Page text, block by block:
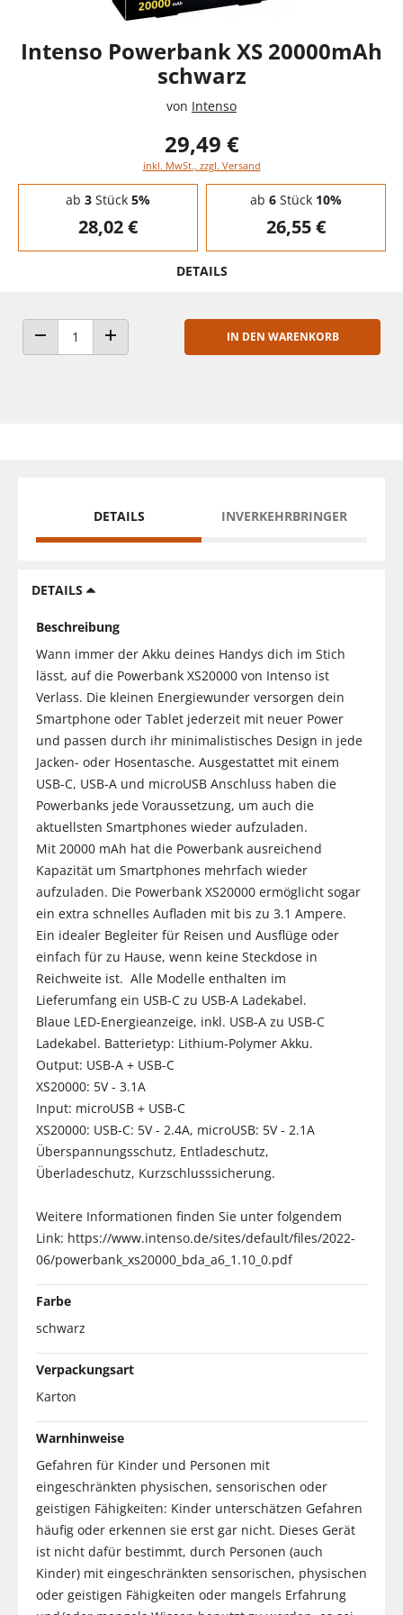
Intenso Powerbank XS 20000mAh
schwarz
von Intenso
29,49 €
inkl. MwSt., zzgl. Versand
Staffelpreise - Mengenrabatt
ab 3Stück 5%
28,02 €
ab 6Stück 10%
26,55 €
DETAILS
ANZAHL VERRINGERNANZAHL ERHÖHEN
IN DEN WARENKORB
DETAILS INVERKEHRBRINGER
DETAILS
Beschreibung
Wann immer der Akku deines Handys dich im Stich
lässt, auf die Powerbank XS20000 von Intenso ist
Verlass. Die kleinen Energiewunder versorgen dein
Smartphone oder Tablet jederzeit mit neuer Power
und passen durch ihr minimalistisches Design in jede
Jacken- oder Hosentasche. Ausgestattet mit einem
USB-C, USB-A und microUSB Anschluss haben die
Powerbanks jede Voraussetzung, um auch die
aktuellsten Smartphones wieder aufzuladen.
Mit 20000 mAh hat die Powerbank ausreichend
Kapazität um Smartphones mehrfach wieder
aufzuladen. Die Powerbank XS20000 ermöglicht sogar
ein extra schnelles Aufladen mit bis zu 3.1 Ampere.
Ein idealer Begleiter für Reisen und Ausflüge oder
einfach für zu Hause, wenn keine Steckdose in
Reichweite ist. Alle Modelle enthalten im
Lieferumfang ein USB-C zu USB-A Ladekabel.
Blaue LED-Energieanzeige, inkl. USB-A zu USB-C
Ladekabel. Batterietyp: Lithium-Polymer Akku.
Output: USB-A + USB-C
XS20000: 5V - 3.1A
Input: microUSB + USB-C
XS20000: USB-C: 5V - 2.4A, microUSB: 5V - 2.1A
Überspannungsschutz, Entladeschutz,
Überladeschutz, Kurzschlusssicherung.
Weitere Informationen finden Sie unter folgendem
Link: https://www.intenso.de/sites/default/files/2022-
06/powerbank_xs20000_bda_a6_1.10_0.pdf
Farbe
schwarz
Verpackungsart
Karton
Warnhinweise
Gefahren für Kinder und Personen mit
eingeschränkten physischen, sensorischen oder
geistigen Fähigkeiten: Kinder unterschätzen Gefahren
häufig oder erkennen sie erst gar nicht. Dieses Gerät
ist nicht dafür bestimmt, durch Personen (auch
Kinder) mit eingeschränkten sensorischen, physischen
oder geistigen Fähigkeiten oder mangels Erfahrung